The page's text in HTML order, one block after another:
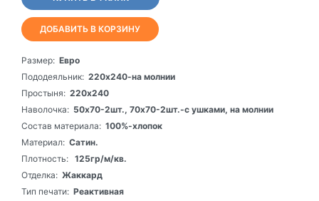
ДОБАВИТЬ В КОРЗИНУ
Размер: Евро
Пододеяльник: 220х240-на молнии
Простыня: 220х240
Наволочка: 50х70-2шт., 70х70-2шт.-с ушками, на молнии
Состав материала: 100%-хлопок
Материал: Сатин.
Плотность: 125гр/м/кв.
Отделка: Жаккард
Тип печати: Реактивная